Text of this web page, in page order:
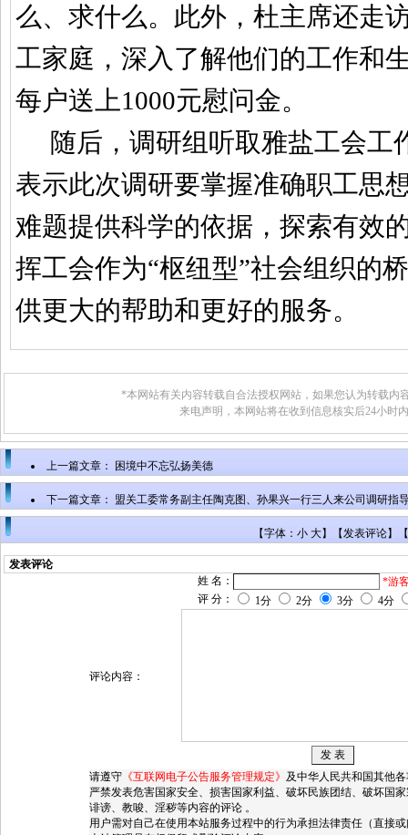
么、求什么。此外，杜主席还走
工家庭，深入了解他们的工作和
每户送上1000元慰问金。
随后，调研组听取雅盐工会工
表示此次调研要掌握准确职工思
难题提供科学的依据，探索有效
挥工会作为“枢纽型”社会组织的
供更大的帮助和更好的服务。
*本网站有关内容转载自合法授权网站，如果您认为转载内
来电声明，本网站将在收到信息核实后24小时
上一篇文章： 困境中不忘弘扬美德
下一篇文章： 盟关工委常务副主任陶克图、孙果兴一行三人来公司调研指
【字体：小 大】【发表评论】【
发表评论
姓 名：
*游
评 分：
1分 2分 3分 4分
评论内容：
请遵守 《互联网电子公告服务管理规定》 及中华人民共和国其他
严禁发表危害国家安全、损害国家利益、破坏民族团结、破坏国
诽谤、教唆、淫秽等内容的评论 。
用户需对自己在使用本站服务过程中的行为承担法律责任（直接